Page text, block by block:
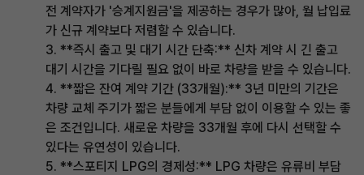
전 계약자가 '승계지원금'을 제공하는 경우가 많아, 월 납입료
가 신규 계약보다 저렴할 수 있습니다.
3. **즉시 출고 및 대기 시간 단축:** 신차 계약 시 긴 출고
대기 시간을 기다릴 필요 없이 바로 차량을 받을 수 있습니다.
4. **짧은 잔여 계약 기간 (33개월):** 3년 미만의 기간은
차량 교체 주기가 짧은 분들에게 부담 없이 이용할 수 있는 좋
은 조건입니다. 새로운 차량을 33개월 후에 다시 선택할 수
있다는 유연성이 있습니다.
5. **스포티지 LPG의 경제성:** LPG 차량은 유류비 부담